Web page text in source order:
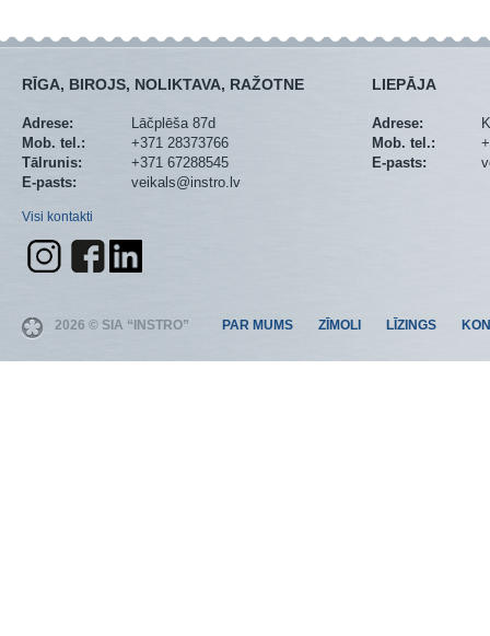
RĪGA, BIROJS, NOLIKTAVA, RAŽOTNE
Adrese:
Lāčplēša 87d
Mob. tel.:
+371 28373766
Tālrunis:
+371 67288545
E-pasts:
veikals@instro.lv
Visi kontakti
LIEPĀJA
Adrese:
Mob. tel.:
E-pasts:
2026 © SIA “INSTRO” PAR MUMS ZĪMOLI LĪZINGS